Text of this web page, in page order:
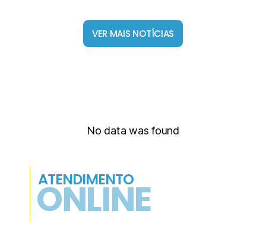
VER MAIS NOTÍCIAS
No data was found
ATENDIMENTO
ONLINE